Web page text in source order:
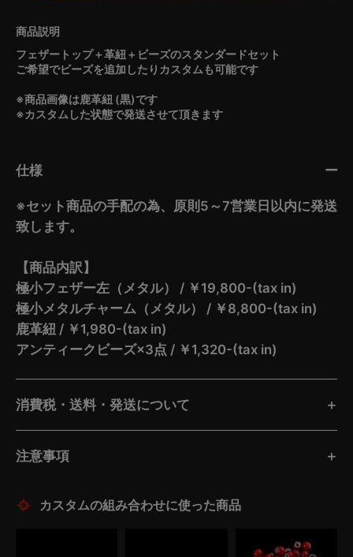
フェザートップ＋革紐＋ビーズのスタンダードセット
ご希望でビーズを追加したりカスタムも可能です
※商品画像は鹿革紐 (黒)です
※カスタムした状態で発送させて頂きます
仕様
※セット商品の手配の為、原則5～7営業日以内に発送
致します。
【商品内訳】
極小フェザー左（メタル） / ￥19,800-(tax in)
極小メタルチャーム（メタル） / ￥8,800-(tax in)
鹿革紐 / ￥1,980-(tax in)
アンティークビーズ×3点 / ￥1,320-(tax in)
消費税・送料・発送について
注意事項